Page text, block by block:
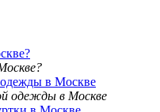
в Москве